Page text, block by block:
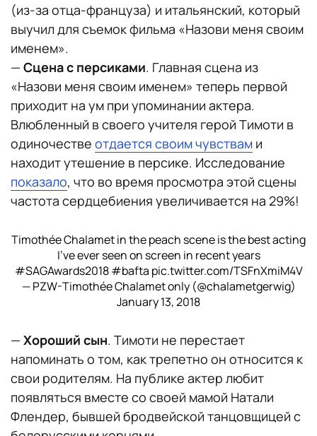
(из-за отца-француза) и итальянский, который
выучил для съемок фильма «Назови меня своим
именем».
— Сцена с персиками. Главная сцена из
«Назови меня своим именем» теперь первой
приходит на ум при упоминании актера.
Влюбленный в своего учителя герой Тимоти в
одиночестве отдается своим чувствам и
находит утешение в персике. Исследование
показало, что во время просмотра этой сцены
частота сердцебиения увеличивается на 29%!
Timothée Chalamet in the peach scene is the best acting
I've ever seen on screen in recent years
#SAGAwards2018 #bafta pic.twitter.com/TSFnXmiM4V
— PZW-Timothée Chalamet only (@chalametgerwig)
January 13, 2018
— Хороший сын. Тимоти не перестает
напоминать о том, как трепетно он относится к
свои родителям. На публике актер любит
появляться вместе со своей мамой Натали
Флендер, бывшей бродвейской танцовщицей с